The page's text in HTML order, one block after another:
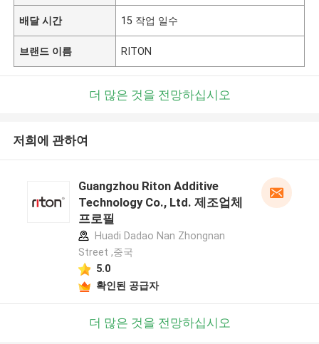
배달 시간 15 작업 일수
브랜드 이름 RITON
더 많은 것을 전망하십시오
저희에 관하여
Guangzhou Riton Additive
Technology Co., Ltd. 제조업체
프로필
Huadi Dadao Nan Zhongnan
Street ,중국
5.0
확인된 공급자
더 많은 것을 전망하십시오